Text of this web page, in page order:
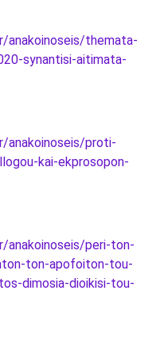
anakoinoseis/themata-
synantisi-aitimata-
anakoinoseis/proti-
kai-ekprosopon-
anakoinoseis/peri-ton-
ton-apofoiton-tou-
dimosia-dioikisi-tou-